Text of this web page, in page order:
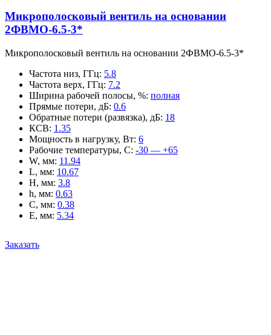
Микрополосковый вентиль на основании
2ФВМO-6.5-3*
Микрополосковый вентиль на основании 2ФВМO-6.5-3*
Частота низ, ГГц: 5.8
Частота верх, ГГц: 7.2
Ширина рабочей полосы, %: полная
Прямые потери, дБ: 0.6
Обратные потери (развязка), дБ: 18
КСВ: 1.35
Мощность в нагрузку, Вт: 6
Рабочие температуры, С: -30 — +65
W, мм: 11.94
L, мм: 10.67
H, мм: 3.8
h, мм: 0.63
C, мм: 0.38
E, мм: 5.34
Заказать